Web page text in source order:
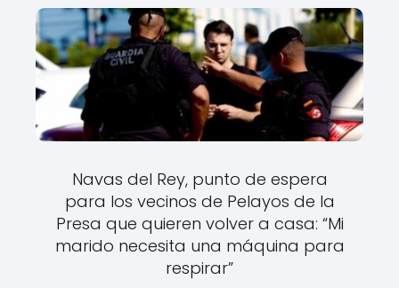
Navas del Rey, punto de espera
para los vecinos de Pelayos de la
Presa que quieren volver a casa: “Mi
marido necesita una máquina para
respirar”